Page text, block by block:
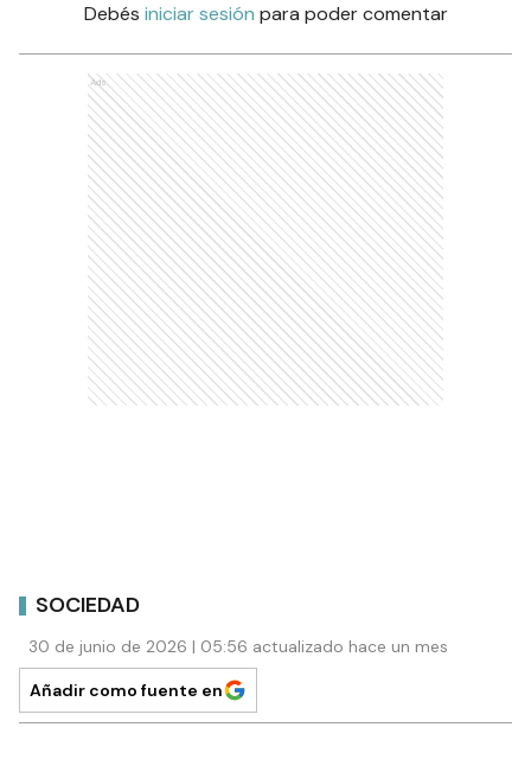
Debés iniciar sesión para poder comentar
Ads
SOCIEDAD
30 de junio de 2026 | 05:56 actualizado hace un mes
Añadir como fuente en